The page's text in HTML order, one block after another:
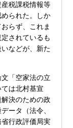
税課税情報等
られた。しか
らず、これま
されているも
などが、新た
「空家法の立
は北村基宣
決のための政
ータ（法令、
行政評価局実